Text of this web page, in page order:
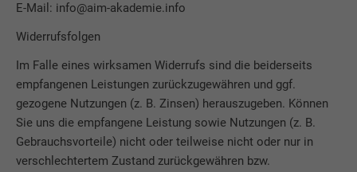
E-Mail: info@aim-akademie.info
Widerrufsfolgen
Im Falle eines wirksamen Widerrufs sind die beiderseits
empfangenen Leistungen zurückzugewähren und ggf.
gezogene Nutzungen (z. B. Zinsen) herauszugeben. Können
Sie uns die empfangene Leistung sowie Nutzungen (z. B.
Gebrauchsvorteile) nicht oder teilweise nicht oder nur in
verschlechtertem Zustand zurückgewähren bzw.